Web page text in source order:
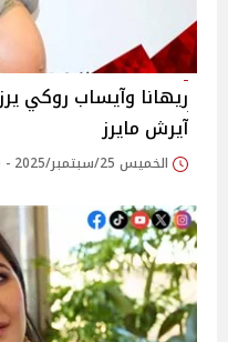
ريهانا وآيساب روكي
آيرش مايرز
الخميس 25/سبتمبر/2025 - 04:00 م